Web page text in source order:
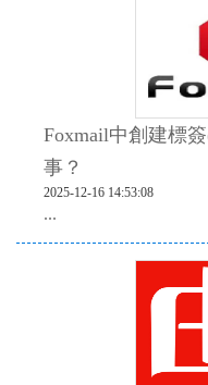
Foxmail中創建標
事？
2025-12-16 14:53:08
...